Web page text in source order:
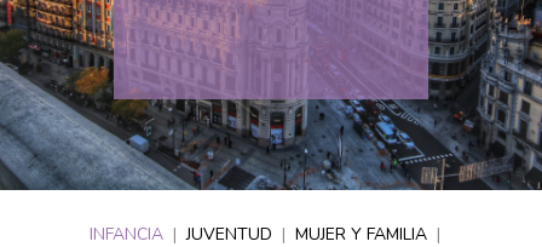
INFANCIA | JUVENTUD | MUJER Y FAMILIA |